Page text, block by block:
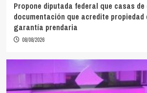
Propone diputada federal que casas de
documentación que acredite propiedad
garantía prendaria
08/08/2026